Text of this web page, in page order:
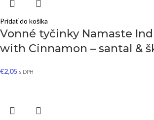
Pridať do košíka
Vonné tyčinky Namaste
with Cinnamon – santal &
€2,05 s DPH